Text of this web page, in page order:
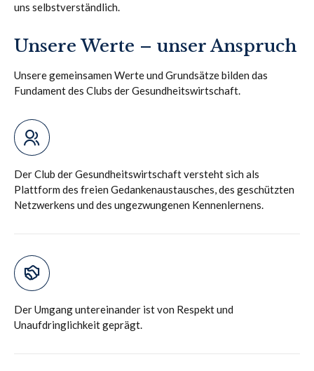
Unsere Werte – unser Anspruch
Unsere gemeinsamen Werte und Grundsätze bilden das
Fundament des Clubs der Gesundheitswirtschaft.
Der Club der Gesundheitswirtschaft versteht sich als
Plattform des freien Gedankenaustausches, des geschützten
Netzwerkens und des ungezwungenen Kennenlernens.
Der Umgang untereinander ist von Respekt und
Unaufdringlichkeit geprägt.
uns selbstverständlich.